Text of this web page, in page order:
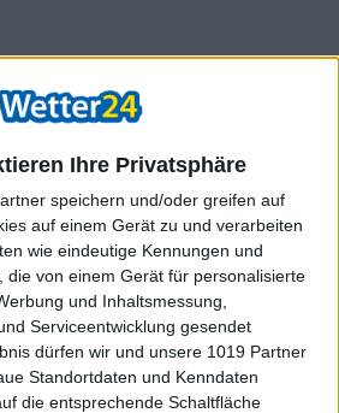
Ihre Privatsphäre
speichern und/oder greifen auf
auf einem Gerät zu und verarbeiten
wie eindeutige Kennungen und
die von einem Gerät für personalisierte
und Inhaltsmessung,
Serviceentwicklung gesendet
dürfen wir und unsere 1019 Partner
Standortdaten und Kenndaten
die entsprechende Schaltfläche